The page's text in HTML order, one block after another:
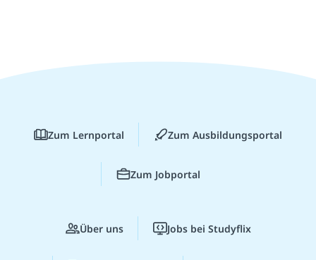
Zum Lernportal Zum Ausbildungsportal
Zum Jobportal
Über uns Jobs bei Studyflix